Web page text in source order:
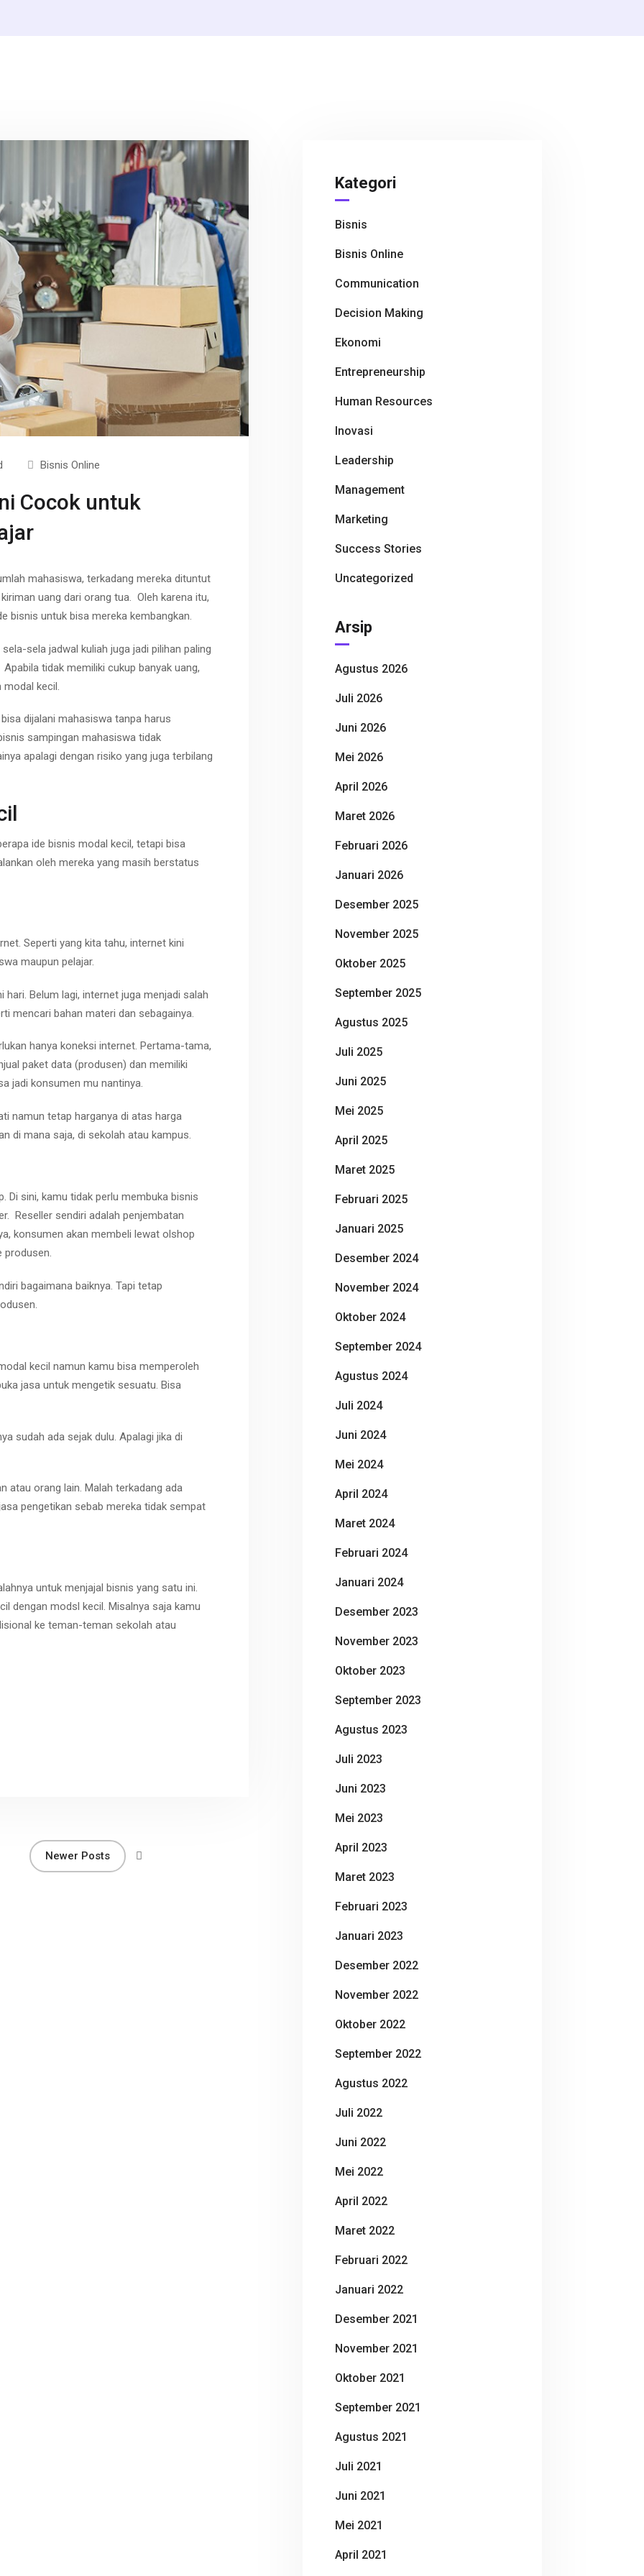
Bisnis Online
Cocok untuk
mahasiswa, terkadang mereka dituntut
uang dari orang tua. Oleh karena itu,
bisnis untuk bisa mereka kembangkan.
sela jadwal kuliah juga jadi pilihan paling
tidak memiliki cukup banyak uang,
kecil.
dijalani mahasiswa tanpa harus
sampingan mahasiswa tidak
apalagi dengan risiko yang juga terbilang
ide bisnis modal kecil, tetapi bisa
oleh mereka yang masih berstatus
Seperti yang kita tahu, internet kini
maupun pelajar.
Belum lagi, internet juga menjadi salah
mencari bahan materi dan sebagainya.
hanya koneksi internet. Pertama-tama,
paket data (produsen) dan memiliki
jadi konsumen mu nantinya.
namun tetap harganya di atas harga
di mana saja, di sekolah atau kampus.
Di sini, kamu tidak perlu membuka bisnis
Reseller sendiri adalah penjembatan
konsumen akan membeli lewat olshop
produsen.
bagaimana baiknya. Tapi tetap
kecil namun kamu bisa memperoleh
jasa untuk mengetik sesuatu. Bisa
sudah ada sejak dulu. Apalagi jika di
atau orang lain. Malah terkadang ada
pengetikan sebab mereka tidak sempat
untuk menjajal bisnis yang satu ini.
dengan modsl kecil. Misalnya saja kamu
ke teman-teman sekolah atau
Newer Posts
Kategori
Bisnis
Bisnis Online
Communication
Decision Making
Ekonomi
Entrepreneurship
Human Resources
Inovasi
Leadership
Management
Marketing
Success Stories
Uncategorized
Arsip
Agustus 2026
Juli 2026
Juni 2026
Mei 2026
April 2026
Maret 2026
Februari 2026
Januari 2026
Desember 2025
November 2025
Oktober 2025
September 2025
Agustus 2025
Juli 2025
Juni 2025
Mei 2025
April 2025
Maret 2025
Februari 2025
Januari 2025
Desember 2024
November 2024
Oktober 2024
September 2024
Agustus 2024
Juli 2024
Juni 2024
Mei 2024
April 2024
Maret 2024
Februari 2024
Januari 2024
Desember 2023
November 2023
Oktober 2023
September 2023
Agustus 2023
Juli 2023
Juni 2023
Mei 2023
April 2023
Maret 2023
Februari 2023
Januari 2023
Desember 2022
November 2022
Oktober 2022
September 2022
Agustus 2022
Juli 2022
Juni 2022
Mei 2022
April 2022
Maret 2022
Februari 2022
Januari 2022
Desember 2021
November 2021
Oktober 2021
September 2021
Agustus 2021
Juli 2021
Juni 2021
Mei 2021
April 2021